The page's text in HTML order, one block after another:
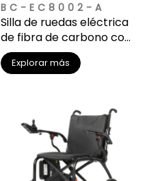
BC-EC8002-A
Silla de ruedas eléctrica
de fibra de carbono con
batería de litio ligera de
lujoExplorar más